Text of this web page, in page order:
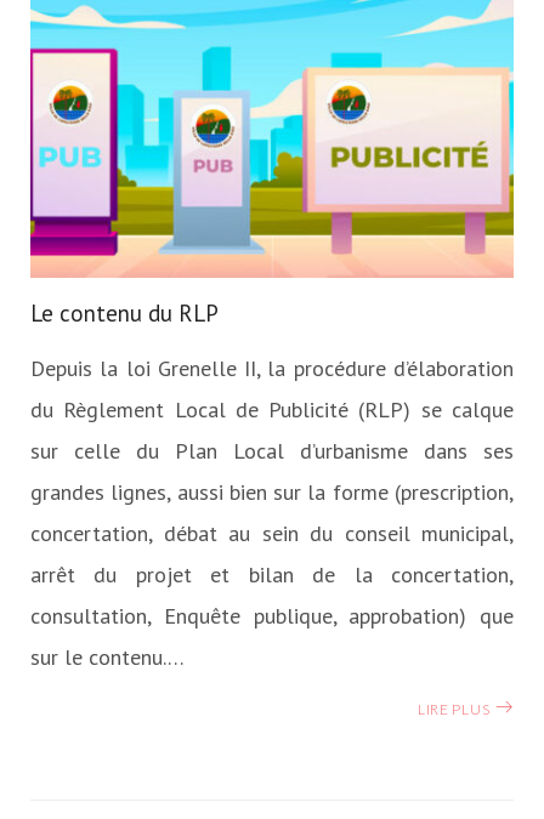
&
Aménagement
du
territoire
Le contenu du RLP
Depuis la loi Grenelle II, la procédure d’élaboration
du Règlement Local de Publicité (RLP) se calque
sur celle du Plan Local d’urbanisme dans ses
grandes lignes, aussi bien sur la forme (prescription,
concertation, débat au sein du conseil municipal,
arrêt du projet et bilan de la concertation,
consultation, Enquête publique, approbation) que
sur le contenu.…
LIRE PLUS